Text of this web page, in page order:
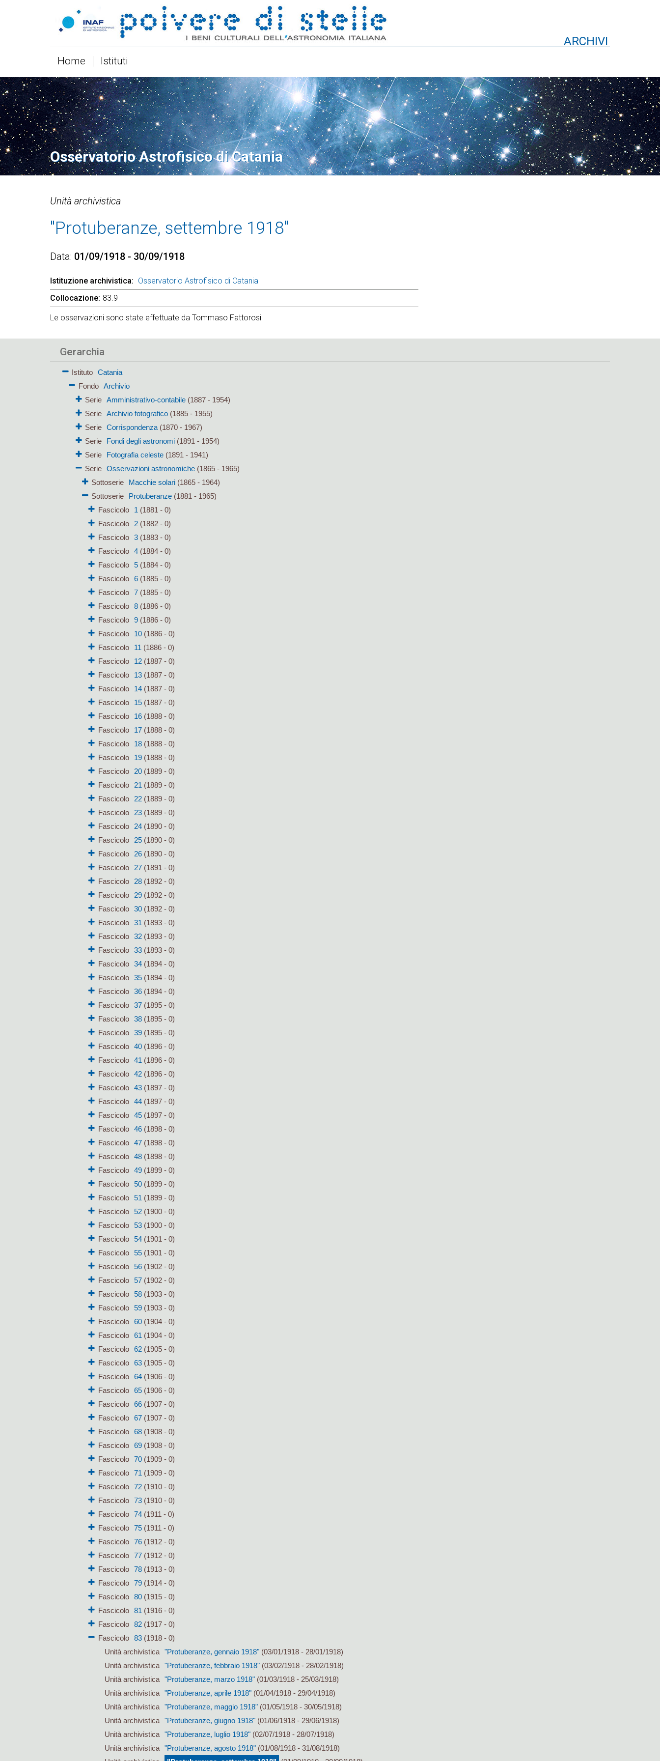
ARCHIVI
Home Istituti
Osservatorio Astrofisico di Catania
Unità archivistica
"Protuberanze, settembre 1918"
Data 01/09/1918 - 30/09/1918
Istituzione archivistica
Osservatorio Astrofisico di Catania
Collocazione 83.9
Le osservazioni sono state effettuate da Tommaso Fattorosi
Gerarchia
Istituto
Catania
Fondo
Archivio
Serie Amministrativo-contabile(1887 - 1954)
Serie Archivio fotografico(1885 - 1955)
Serie Corrispondenza(1870 - 1967)
Serie
Fondi degli astronomi(1891 - 1954)
Serie
Fotografia celeste(1891 - 1941)
Serie Osservazioni astronomiche(1865 - 1965)
Sottoserie
Macchie solari (1865 - 1964)
Sottoserie
Protuberanze (1881 - 1965)
Fascicolo
1 (1881 - 0)
Fascicolo
2(1882 - 0)
Fascicolo
3(1883 - 0)
Fascicolo
4(1884 - 0)
Fascicolo
5(1884 - 0)
Fascicolo
6(1885 - 0)
Fascicolo
7(1885 - 0)
Fascicolo
8(1886 - 0)
Fascicolo
9(1886 - 0)
Fascicolo
10(1886 - 0)
Fascicolo
11 (1886 - 0)
Fascicolo
12(1887 - 0)
Fascicolo
13(1887 - 0)
Fascicolo
14(1887 - 0)
Fascicolo
15(1887 - 0)
Fascicolo
16(1888 - 0)
Fascicolo
17(1888 - 0)
Fascicolo
18(1888 - 0)
Fascicolo
19(1888 - 0)
Fascicolo
20(1889 - 0)
Fascicolo
21 (1889 - 0)
Fascicolo
22(1889 - 0)
Fascicolo
23(1889 - 0)
Fascicolo
24(1890 - 0)
Fascicolo
25(1890 - 0)
Fascicolo
26(1890 - 0)
Fascicolo
27(1891 - 0)
Fascicolo
28(1892 - 0)
Fascicolo
29(1892 - 0)
Fascicolo
30(1892 - 0)
Fascicolo
31 (1893 - 0)
Fascicolo
32(1893 - 0)
Fascicolo
33(1893 - 0)
Fascicolo
34(1894 - 0)
Fascicolo
35(1894 - 0)
Fascicolo
36(1894 - 0)
Fascicolo
37(1895 - 0)
Fascicolo
38(1895 - 0)
Fascicolo
39(1895 - 0)
Fascicolo
40(1896 - 0)
Fascicolo
41 (1896 - 0)
Fascicolo
42(1896 - 0)
Fascicolo
43(1897 - 0)
Fascicolo
44(1897 - 0)
Fascicolo
45(1897 - 0)
Fascicolo
46(1898 - 0)
Fascicolo
47(1898 - 0)
Fascicolo
48(1898 - 0)
Fascicolo
49(1899 - 0)
Fascicolo
50(1899 - 0)
Fascicolo
51 (1899 - 0)
Fascicolo
52(1900 - 0)
Fascicolo
53(1900 - 0)
Fascicolo
54(1901 - 0)
Fascicolo
55(1901 - 0)
Fascicolo
56(1902 - 0)
Fascicolo
57(1902 - 0)
Fascicolo
58(1903 - 0)
Fascicolo
59(1903 - 0)
Fascicolo
60(1904 - 0)
Fascicolo
61 (1904 - 0)
Fascicolo
62(1905 - 0)
Fascicolo
63(1905 - 0)
Fascicolo
64(1906 - 0)
Fascicolo
65(1906 - 0)
Fascicolo
66(1907 - 0)
Fascicolo
67(1907 - 0)
Fascicolo
68(1908 - 0)
Fascicolo
69(1908 - 0)
Fascicolo
70(1909 - 0)
Fascicolo
71 (1909 - 0)
Fascicolo
72(1910 - 0)
Fascicolo
73(1910 - 0)
Fascicolo
74(1911 - 0)
Fascicolo
75(1911 - 0)
Fascicolo
76(1912 - 0)
Fascicolo
77(1912 - 0)
Fascicolo
78(1913 - 0)
Fascicolo
79(1914 - 0)
Fascicolo
80(1915 - 0)
Fascicolo
81 (1916 - 0)
Fascicolo
82(1917 - 0)
Fascicolo
83(1918 - 0)
Unità archivistica "Protuberanze, gennaio 1918"(03/01/1918 - 28/01/1918)
Unità archivistica "Protuberanze, febbraio 1918"(03/02/1918 - 28/02/1918)
Unità archivistica "Protuberanze, marzo 1918"(01/03/1918 - 25/03/1918)
Unità archivistica "Protuberanze, aprile 1918"(01/04/1918 - 29/04/1918)
Unità archivistica "Protuberanze, maggio 1918"(01/05/1918 - 30/05/1918)
Unità archivistica "Protuberanze, giugno 1918"(01/06/1918 - 29/06/1918)
Unità archivistica "Protuberanze, luglio 1918"(02/07/1918 - 28/07/1918)
Unità archivistica "Protuberanze, agosto 1918"(01/08/1918 - 31/08/1918)